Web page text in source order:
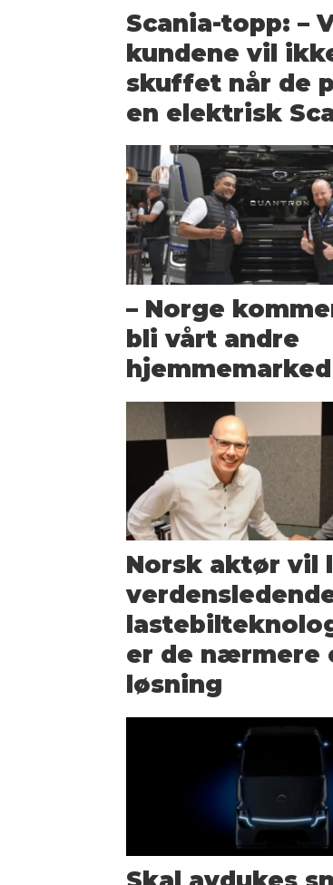
Scania-topp: –
kundene vil
skuffet når de
en elektrisk
– Norge
bli vårt andre
hjemmemarked
Norsk aktør vil
er de nærmere
løsning